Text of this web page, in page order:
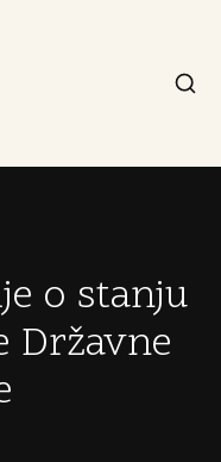
o stanju
Državne